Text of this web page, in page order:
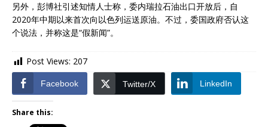
另外，彭博社引述知情人士称，委内瑞拉石油出口开放后，自
2020年中期以来首次向以色列运送原油。不过，委国政府否认这
个说法，并称这是“假新闻”。
Post Views: 207
Facebook Twitter/X LinkedIn
Share this: